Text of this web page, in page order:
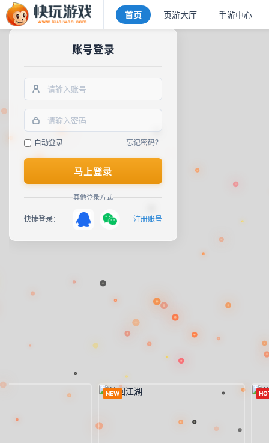
首页 页游大厅 手游中心
账号登录
自动登录 忘记密码？
马上登录
其他登录方式
快捷登录： 注册账号
NEW